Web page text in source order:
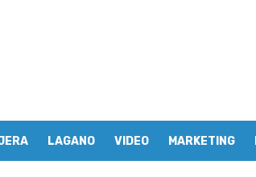
LAGANO VIDEO MARKETING